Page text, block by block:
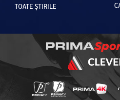
TOATE ȘTIRILE